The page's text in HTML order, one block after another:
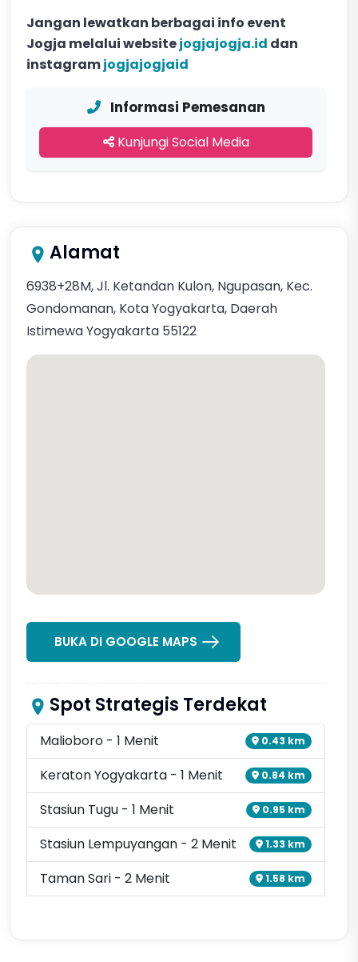
Jangan lewatkan berbagai info event
Jogja melalui websitejogjajogja.id dan
instagramjogjajogjaid
Informasi Pemesanan
Kunjungi Social Media
Alamat
6938+28M, Jl. Ketandan Kulon, Ngupasan, Kec.
Gondomanan, Kota Yogyakarta, Daerah
Istimewa Yogyakarta 55122
BUKA DI GOOGLE MAPS
Spot Strategis Terdekat
Malioboro - 1 Menit 0.43 km
Keraton Yogyakarta - 1 Menit 0.84 km
Stasiun Tugu - 1 Menit 0.95 km
Stasiun Lempuyangan - 2 Menit 1.33 km
Taman Sari - 2 Menit 1.58 km